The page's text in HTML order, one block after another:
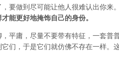
要做到尽可能让他人很难认出你来。
能更好地掩饰自己的身份。
平庸，尽量不要带有特征，一套普
们，于是它们就仿佛不存在一样。